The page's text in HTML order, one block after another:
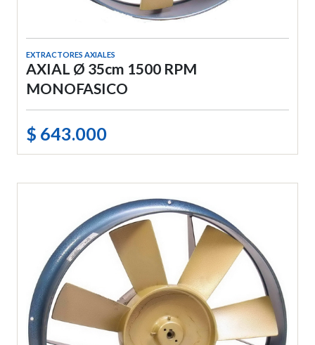
EXTRACTORES AXIALES
AXIAL Ø 35cm 1500 RPM
MONOFASICO
$ 643.000